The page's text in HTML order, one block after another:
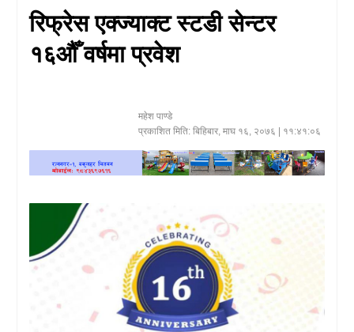
कला/
मनोरञ्जन
खेलकुद
विश्व
रिफ्रेस एक्ज्याक्ट स्टडी सेन्टर
१६औँ वर्षमा प्रवेश
महेश पाण्डे
प्रकाशित मिति: बिहिबार, माघ १६, २०७६ | ११:४१:०६